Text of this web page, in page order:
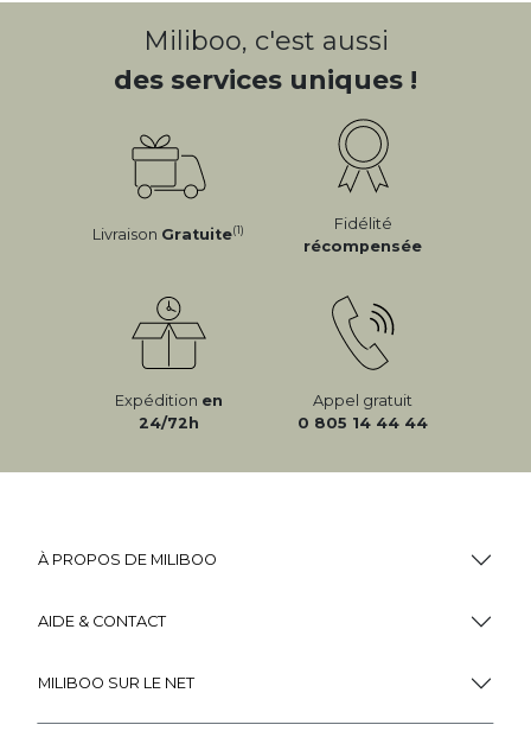
Miliboo, c'est aussi
des services uniques !
Livraison Gratuite(1)
Fidélité
récompensée
Expédition en
24/72h
Appel gratuit
0 805 14 44 44
À PROPOS DE MILIBOO
AIDE & CONTACT
MILIBOO SUR LE NET